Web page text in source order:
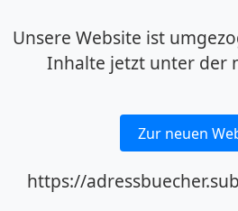
Unsere Website ist
Inhalte jetzt unter der
Zur neuen
https://